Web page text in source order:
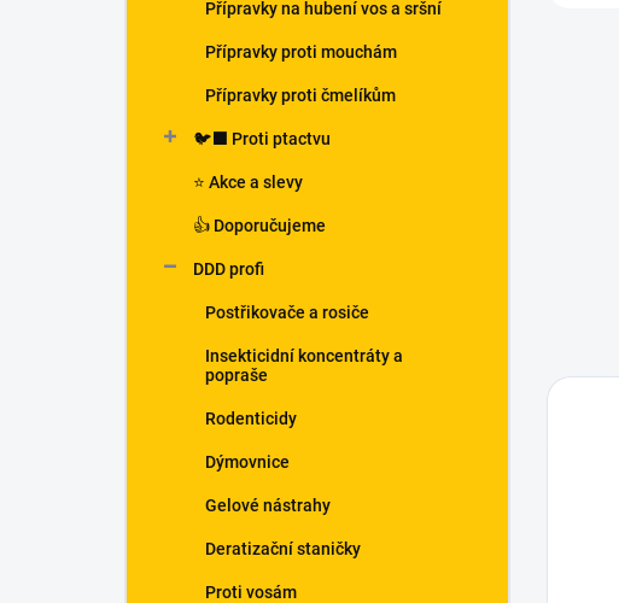
Přípravky na hubení vos a sršní
Přípravky proti mouchám
Přípravky proti čmelíkům
🐦‍⬛ Proti ptactvu
⭐ Akce a slevy
👍 Doporučujeme
DDD profi
Postřikovače a rosiče
Insekticidní koncentráty a
popraše
Rodenticidy
Dýmovnice
Gelové nástrahy
Deratizační staničky
Proti vosám